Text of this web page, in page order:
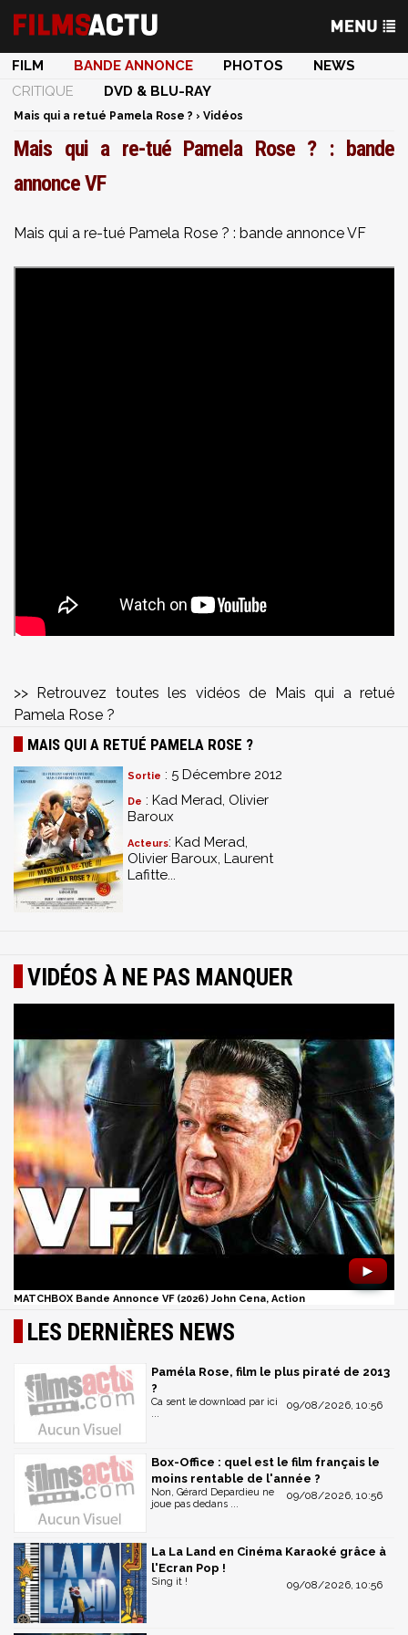
FILM BANDE ANNONCE PHOTOS
NEWS
CRITIQUE
DVD & BLU-RAY
Mais qui a retué Pamela Rose ? › Vidéos
Mais qui a re-tué Pamela Rose ? : bande
annonce VF
Mais qui a re-tué Pamela Rose ? : bande annonce VF
>> Retrouvez toutes les vidéos de Mais qui a retué
Pamela Rose ?
MAIS QUI A RETUÉ PAMELA ROSE ?
Sortie : 5 Décembre 2012
De : Kad Merad, Olivier
Baroux
Acteurs: Kad Merad,
Olivier Baroux, Laurent
Lafitte...
VIDÉOS À NE PAS MANQUER
►
MATCHBOX Bande Annonce VF (2026) John Cena, Action
LES DERNIÈRES NEWS
Paméla Rose, film le plus piraté de 2013
?
09/08/2026, 10:56
Ca sent le download par ici
...
Box-Office : quel est le film français le
moins rentable de l'année ?
09/08/2026, 10:56
Non, Gérard Depardieu ne
joue pas dedans ...
La La Land en Cinéma Karaoké grâce à
l'Ecran Pop !
09/08/2026, 10:56
Sing it !